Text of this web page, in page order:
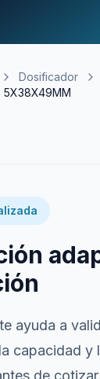
Dosificador
5X38X49MM
ayuda a
capacidad y
de cotizar.